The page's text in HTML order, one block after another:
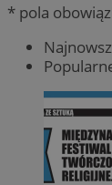
* pola